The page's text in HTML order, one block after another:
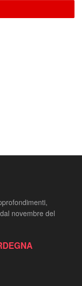
novembre del